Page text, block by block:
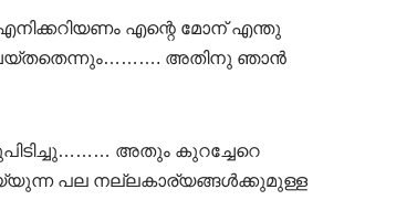
എന്റെ മോന് എന്തു
അതിനു ഞാൻ
അതും കുറച്ചേറെ
പല നല്ലകാര്യങ്ങൾക്കുമുള്ള